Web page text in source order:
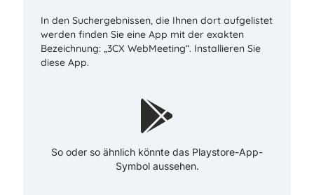
In den Suchergebnissen, die Ihnen dort aufgelistet
werden finden Sie eine App mit der exakten
Bezeichnung: „3CX WebMeeting“. Installieren Sie
diese App.
So oder so ähnlich könnte das Playstore-App-
Symbol aussehen.